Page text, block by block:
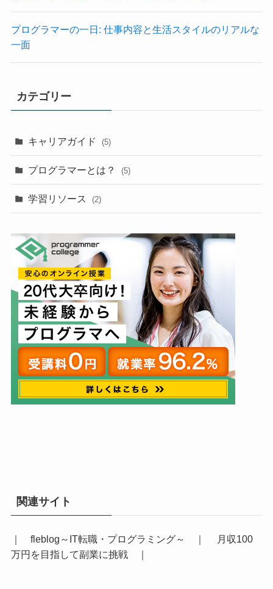
プログラマーの一日: 仕事内容と生活スタイルのリアルな
一面
カテゴリー
キャリアガイド (5)
プログラマーとは？ (5)
学習リソース (2)
関連サイト
fleblog～IT転職・プログラミング～
月収100
万円を目指して副業に挑戦｜